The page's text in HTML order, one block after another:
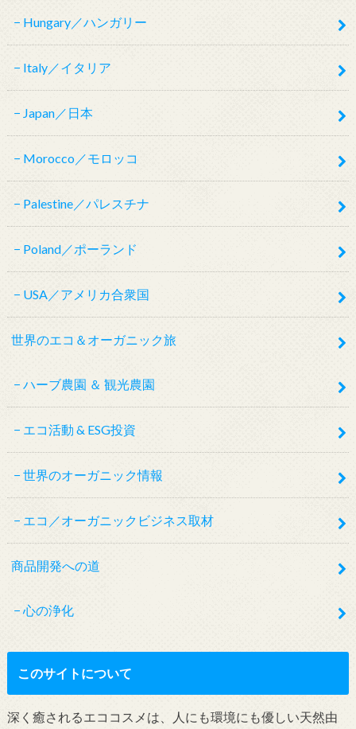
Hungary／ハンガリー
Italy／イタリア
Japan／日本
Morocco／モロッコ
Palestine／パレスチナ
Poland／ポーランド
USA／アメリカ合衆国
世界のエコ＆オーガニック旅
ハーブ農園 ＆ 観光農園
エコ活動 & ESG投資
世界のオーガニック情報
エコ／オーガニックビジネス取材
商品開発への道
心の浄化
このサイトについて
深く癒されるエココスメは、人にも環境にも優しい天然由